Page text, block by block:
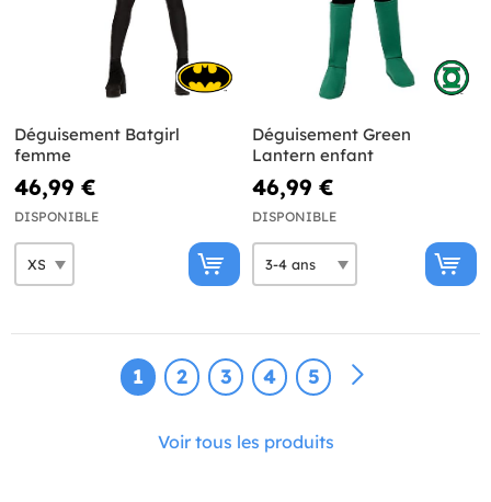
Déguisement Batgirl
femme
46,99 €
DISPONIBLE
Déguisement Green
Lantern enfant
46,99 €
DISPONIBLE
1 2 3 4 5
Voir tous les produits